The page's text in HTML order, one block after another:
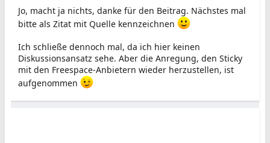
Jo, macht ja nichts, danke für den Beitrag. Nächstes mal
bitte als Zitat mit Quelle kennzeichnen
Ich schließe dennoch mal, da ich hier keinen
Diskussionsansatz sehe. Aber die Anregung, den Sticky
mit den Freespace-Anbietern wieder herzustellen, ist
aufgenommen